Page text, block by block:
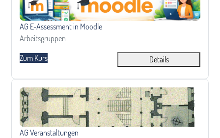
Kursname
AG E-Assessment in Moodle
Kursbereich
Arbeitsgruppen
Zum Kurs
Details
AG Veranstaltungen
Kursname
AG Veranstaltungen